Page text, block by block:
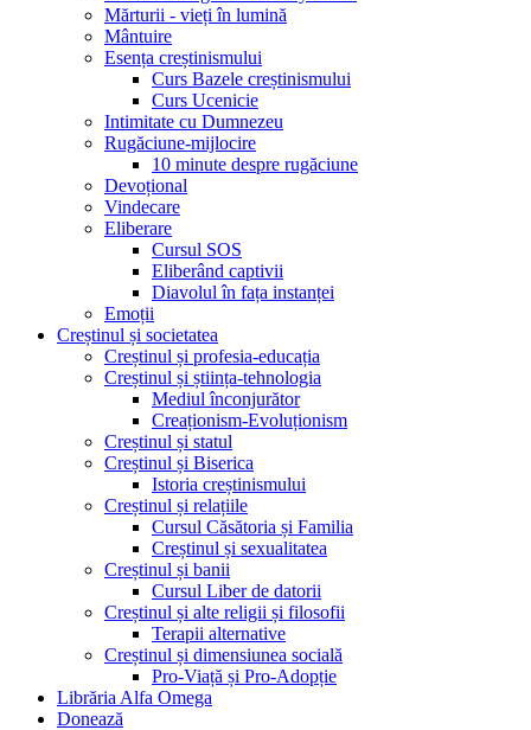
Mărturii - vieți în lumină
Mântuire
Esența creștinismului
Curs Bazele creștinismului
Curs Ucenicie
Intimitate cu Dumnezeu
Rugăciune-mijlocire
10 minute despre rugăciune
Devoțional
Vindecare
Eliberare
Cursul SOS
Eliberând captivii
Diavolul în fața instanței
Emoții
Creștinul și societatea
Creștinul și profesia-educația
Creștinul și știința-tehnologia
Mediul înconjurător
Creaționism-Evoluționism
Creștinul și statul
Creștinul și Biserica
Istoria creștinismului
Creștinul și relațiile
Cursul Căsătoria și Familia
Creștinul și sexualitatea
Creștinul și banii
Cursul Liber de datorii
Creștinul și alte religii și filosofii
Terapii alternative
Creștinul și dimensiunea socială
Pro-Viață și Pro-Adopție
Librăria Alfa Omega
Donează